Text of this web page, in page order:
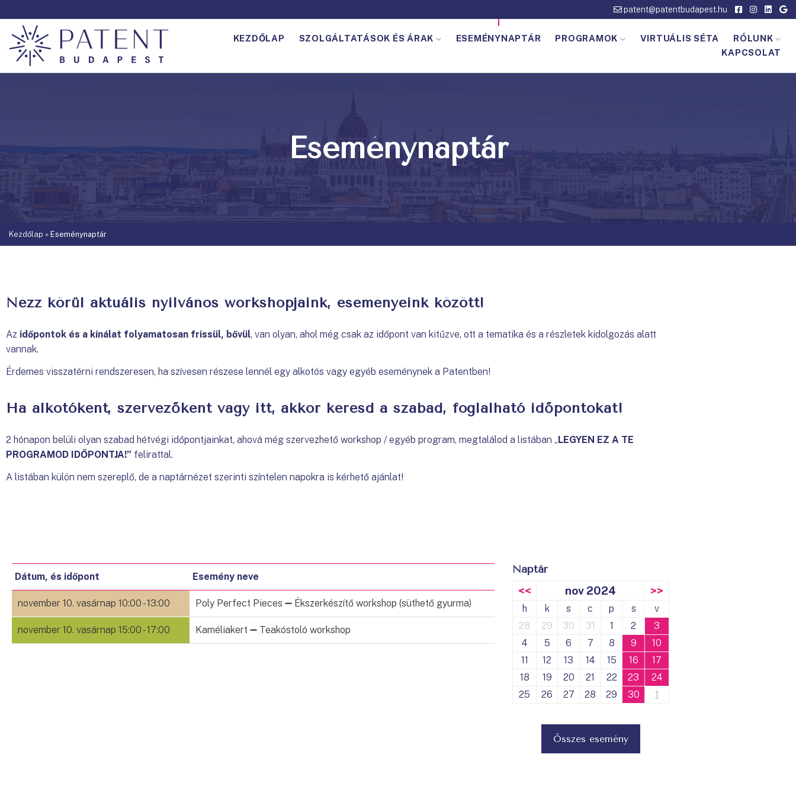
patent@patentbudapest.hu
KEZDŐLAP SZOLGÁLTATÁSOK ÉS ÁRAK ESEMÉNYNAPTÁR PROGRAMOK VIRTUÁLIS SÉTA
RÓLUNK
KAPCSOLAT
Eseménynaptár
Kezdőlap » Eseménynaptár
Nézz körül aktuális nyilvános workshopjaink, eseményeink között!
Az időpontok és a kínálat folyamatosan frissül, bővül, van olyan, ahol még csak az időpont van kitűzve, ott a tematika és a részletek kidolgozás alatt
vannak.
Érdemes visszatérni rendszeresen, ha szívesen részese lennél egy alkotós vagy egyéb eseménynek a Patentben!
Ha alkotóként, szervezőként vagy itt, akkor keresd a szabad, foglalható időpontokat!
2 hónapon belüli olyan szabad hétvégi időpontjainkat, ahová még szervezhető workshop / egyéb program, megtalálod a listában „LEGYEN EZ A TE
PROGRAMOD IDŐPONTJA!” felirattal.
A listában külön nem szereplő, de a naptárnézet szerinti színtelen napokra is kérhető ajánlat!
Dátum, és időpont Esemény neve
november 10. vasárnap 10:00 - 13:00 Poly Perfect Pieces ➖ Ékszerkészítő workshop (süthető gyurma)
november 10. vasárnap 15:00 - 17:00 Kaméliakert ➖ Teakóstoló workshop
Naptár
<<
nov 2024 >>
h k s c p s
v
28
29 30 31 1 2
3
4
5 6 7 8 9
10
11
12 13 14 15 16
17
18
19 20 21 22 23
24
25
26 27 28 29 30 1
Összes esemény